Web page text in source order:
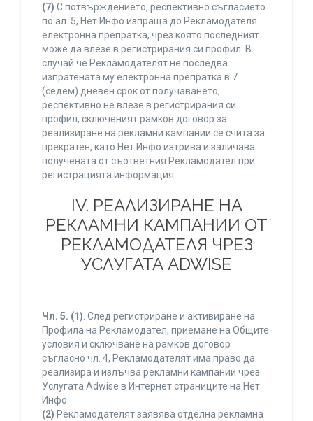
(7) С потвърждението, респективно съгласието
по ал. 5, Нет Инфо изпраща до Рекламодателя
електронна препратка, чрез която последният
може да влезе в регистрирания си профил. В
случай че Рекламодателят не последва
изпратената му електронна препратка в 7
(седем) дневен срок от получаването,
респективно не влезе в регистрирания си
профил, сключеният рамков договор за
реализиране на рекламни кампании се счита за
прекратен, като Нет Инфо изтрива и заличава
получената от съответния Рекламодател при
регистрацията информация.
IV. РЕАЛИЗИРАНЕ НА
РЕКЛАМНИ КАМПАНИИ ОТ
РЕКЛАМОДАТЕЛЯ ЧРЕЗ
УСЛУГАТА ADWISE
Чл. 5. (1). След регистриране и активиране на
Профила на Рекламодател, приемане на Общите
условия и сключване на рамков договор
съгласно чл. 4, Рекламодателят има право да
реализира и излъчва рекламни кампании чрез
Услугата Adwise в Интернет страниците на Нет
Инфо.
(2) Рекламодателят заявява отделна рекламна